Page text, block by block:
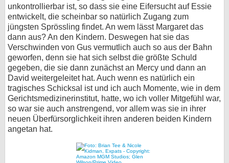
unkontrollierbar ist, so dass sie eine Eifersucht auf Essie
entwickelt, die scheinbar so natürlich Zugang zum
jüngsten Sprössling findet. An wem lässt Margaret das
dann aus? An den Kindern. Deswegen hat sie das
Verschwinden von Gus vermutlich auch so aus der Bahn
geworfen, denn sie hat sich selbst die größte Schuld
gegeben, die sie dann zunächst an Mercy und dann an
David weitergeleitet hat. Auch wenn es natürlich ein
tragisches Schicksal ist und ich auch Momente, wie in dem
Gerichtsmedizinerinstitut, hatte, wo ich voller Mitgefühl war,
so war sie auch anstrengend, vor allem was sie in ihrer
neuen Überfürsorglichkeit ihren anderen beiden Kindern
angetan hat.